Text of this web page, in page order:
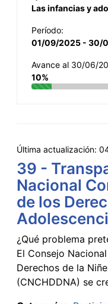
Las infancias y
Período:
01/09/2025 - 30/
Avance al 30/06/
10%
Última actualización:
39 -
Nacional
de los
¿Qué problema
El Consejo
Derechos de la
(CNCHDDNA) se